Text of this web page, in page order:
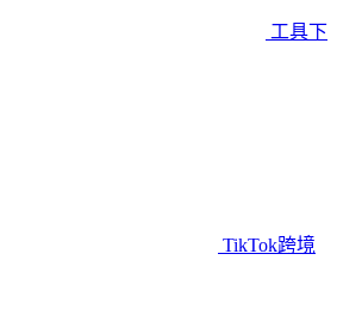
工具下
TikTok跨境